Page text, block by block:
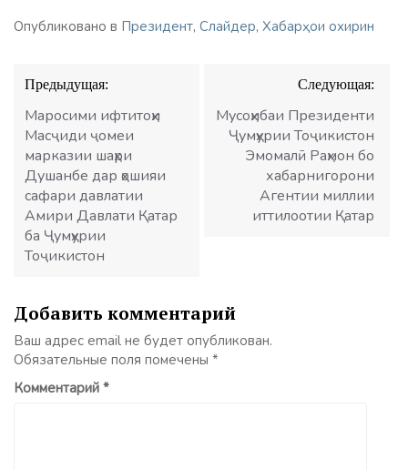
Опубликовано в Президент, Слайдер, Хабарҳои охирин
Навигация
по
записям
Предыдущая:
Маросими ифтитоҳи
Масҷиди ҷомеи
марказии шаҳри
Душанбе дар ҳошияи
сафари давлатии
Амири Давлати Қатар
ба Ҷумҳурии
Тоҷикистон
Следующая:
Мусоҳибаи Президенти
Ҷумҳурии Тоҷикистон
Эмомалӣ Раҳмон бо
хабарнигорони
Агентии миллии
иттилоотии Қатар
Добавить комментарий
Ваш адрес email не будет опубликован.
Обязательные поля помечены *
Комментарий *